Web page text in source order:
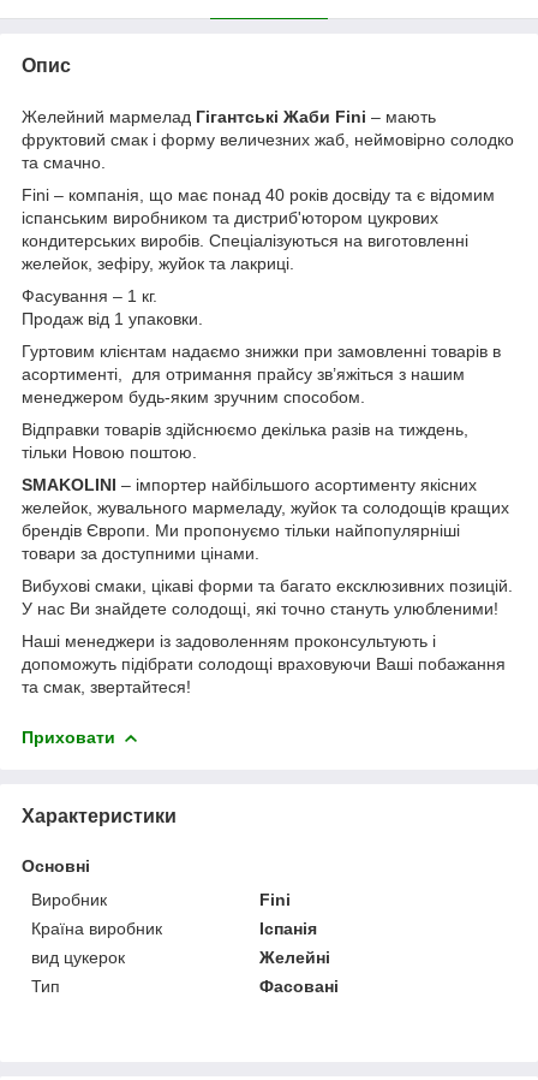
Опис
Желейний мармелад Гігантські Жаби Fini – мають
фруктовий смак і форму величезних жаб, неймовірно солодко
та смачно.
Fini – компанія, що має понад 40 років досвіду та є відомим
іспанським виробником та дистриб'ютором цукрових
кондитерських виробів. Спеціалізуються на виготовленні
желейок, зефіру, жуйок та лакриці.
Фасування – 1 кг.
Продаж від 1 упаковки.
Гуртовим клієнтам надаємо знижки при замовленні товарів в
асортименті, для отримання прайсу зв’яжіться з нашим
менеджером будь-яким зручним способом.
Відправки товарів здійснюємо декілька разів на тиждень,
тільки Новою поштою.
SMAKOLINI – імпортер найбільшого асортименту якісних
желейок, жувального мармеладу, жуйок та солодощів кращих
брендів Європи. Ми пропонуємо тільки найпопулярніші
товари за доступними цінами.
Вибухові смаки, цікаві форми та багато ексклюзивних позицій.
У нас Ви знайдете солодощі, які точно стануть улюбленими!
Наші менеджери із задоволенням проконсультують і
допоможуть підібрати солодощі враховуючи Ваші побажання
та смак, звертайтеся!
Приховати
Характеристики
Основні
Виробник
Fini
Країна виробник
Іспанія
вид цукерок
Желейні
Тип
Фасовані